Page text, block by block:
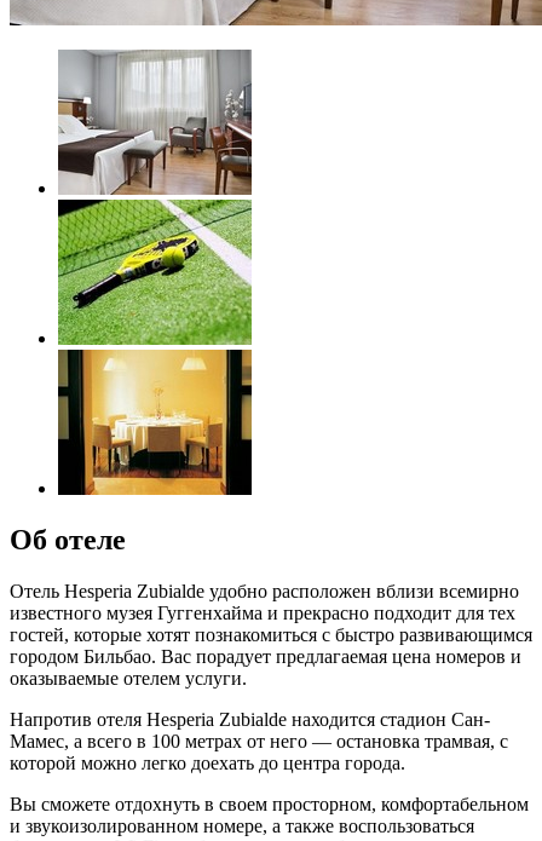
Об отеле
Отель Hesperia Zubialde удобно расположен вблизи всемирно
известного музея Гуггенхайма и прекрасно подходит для тех
гостей, которые хотят познакомиться с быстро развивающимся
городом Бильбао. Вас порадует предлагаемая цена номеров и
оказываемые отелем услуги.
Напротив отеля Hesperia Zubialde находится стадион Сан-
Мамес, а всего в 100 метрах от него — остановка трамвая, с
которой можно легко доехать до центра города.
Вы сможете отдохнуть в своем просторном, комфортабельном
и звукоизолированном номере, а также воспользоваться